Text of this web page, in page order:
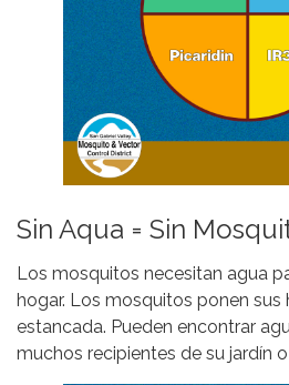
Sin Aqua = Sin
Los mosquitos necesitan agua
hogar. Los mosquitos ponen sus
estancada. Pueden encontrar
muchos recipientes de su jardín